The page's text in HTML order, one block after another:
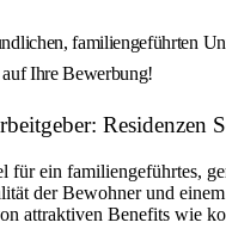
familiengeführten
Ihre Bewerbung!
Residenzen
für ein familiengeführtes,
der Bewohner und
attraktiven Benefits wie